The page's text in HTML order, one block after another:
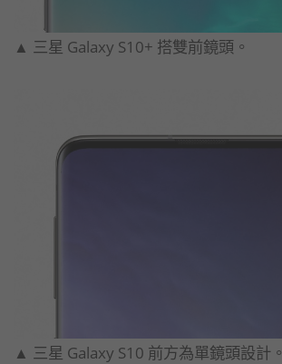
▲ 三星 Galaxy S10+ 搭雙前鏡頭。
▲ 三星 Galaxy S10 前方為單鏡頭設計。​